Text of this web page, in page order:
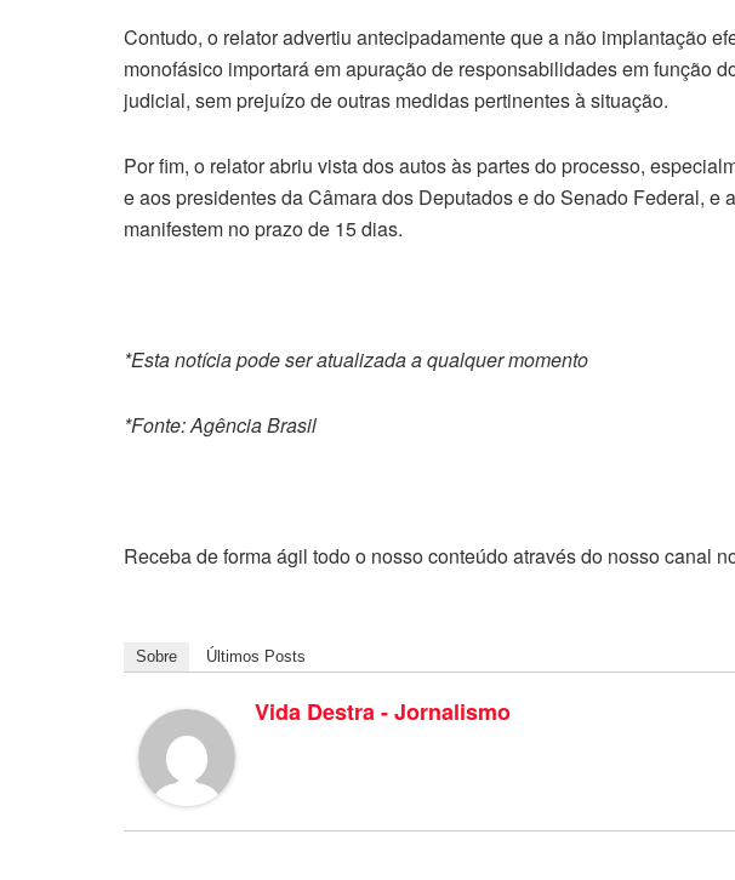
Contudo, o relator advertiu antecipadamente que a não implantação
monofásico importará em apuração de responsabilidades em função
judicial, sem prejuízo de outras medidas pertinentes à situação.
Por fim, o relator abriu vista dos autos às partes do processo,
e aos presidentes da Câmara dos Deputados e do Senado Federal, e
manifestem no prazo de 15 dias.
*Esta notícia pode ser atualizada a qualquer momento
*Fonte: Agência Brasil
Receba de forma ágil todo o nosso conteúdo através do nosso canal
Sobre Últimos Posts
Vida Destra - Jornalismo